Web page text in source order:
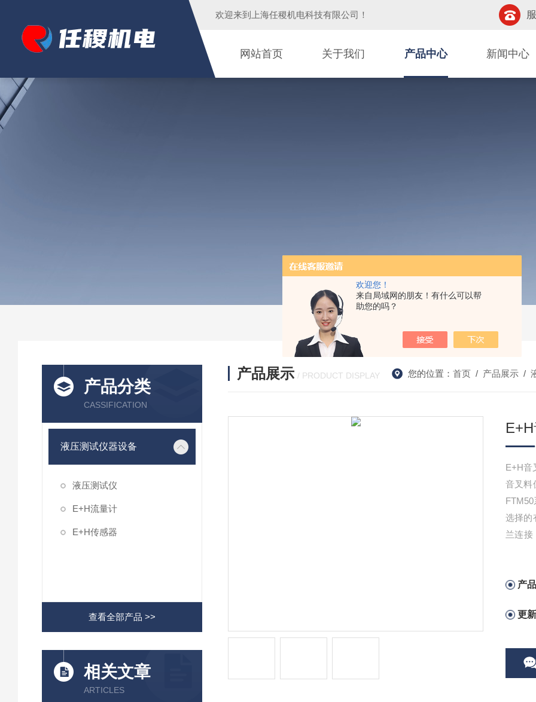
欢迎您！
来自局域网的朋友！有什么可以帮
助您的吗？
欢迎来到 上海任稷机电科技有限公司 ！
网站首页 关于我们 产品中心 新闻中心
产品分类
CASSIFICATION
液压测试仪器设备
液压测试仪
E+H流量计
E+H传感器
查看全部产品 >>
相关文章
ARTICLES
产品展示 / PRODUCT DISPLAY 您的位置： 首页/ 产品展示/
E+H音
音叉料
选择的
兰连接
产
更